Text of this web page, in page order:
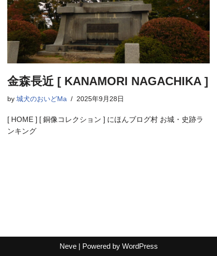
金森長近 [ KANAMORI NAGACHIKA ]
by 城犬のおいどMa 2025年9月28日
[ HOME ] [ 銅像コレクション ] にほんブログ村 お城・史跡ラ
ンキング
Neve| Powered by WordPress